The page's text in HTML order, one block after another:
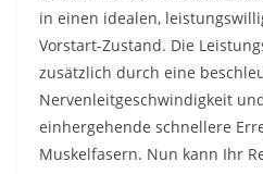
in einen idealen,
Vorstart-Zustand. Die
zusätzlich durch eine
Nervenleitgeschwindigkeit
einhergehende schnellere
Muskelfasern. Nun kann Ihr